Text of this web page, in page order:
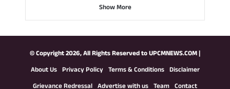
Show More
© Copyright 2026, All Rights Reserved toUPCMNEWS.COM|
About Us Privacy Policy Terms & Conditions Disclaimer